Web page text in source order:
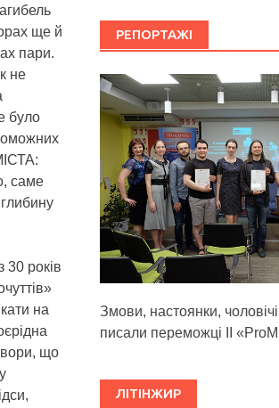
ще й
пари.
не
було
саме
30 років
на
що
РЕПОРТАЖІ
Змови, настоянки,
писали переможці ІІ
ЛІТІНЖИР